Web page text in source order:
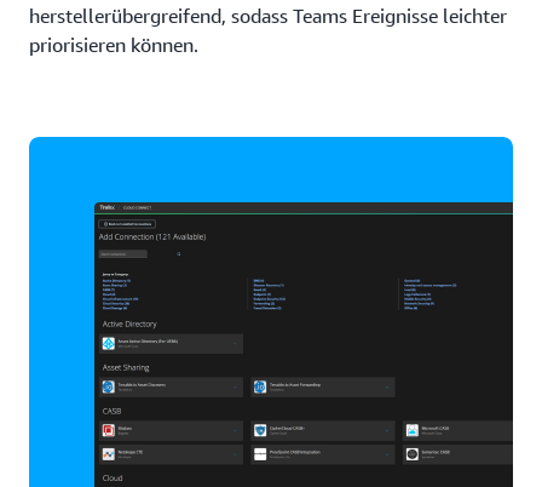
herstellerübergreifend, sodass Teams Ereignisse leichter
priorisieren können.